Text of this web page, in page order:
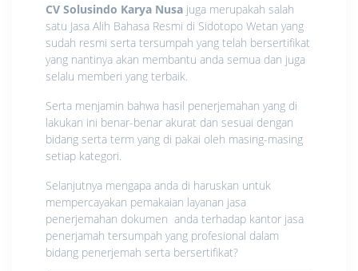
CV Solusindo Karya Nusa juga merupakah salah
satu Jasa Alih Bahasa Resmi di Sidotopo Wetan yang
sudah resmi serta tersumpah yang telah bersertifikat
yang nantinya akan membantu anda semua dan juga
selalu memberi yang terbaik.
Serta menjamin bahwa hasil penerjemahan yang di
lakukan ini benar-benar akurat dan sesuai dengan
bidang serta term yang di pakai oleh masing-masing
setiap kategori.
Selanjutnya mengapa anda di haruskan untuk
mempercayakan pemakaian layanan jasa
penerjemahan dokumen anda terhadap kantor jasa
penerjamah tersumpah yang profesional dalam
bidang penerjemah serta bersertifikat?